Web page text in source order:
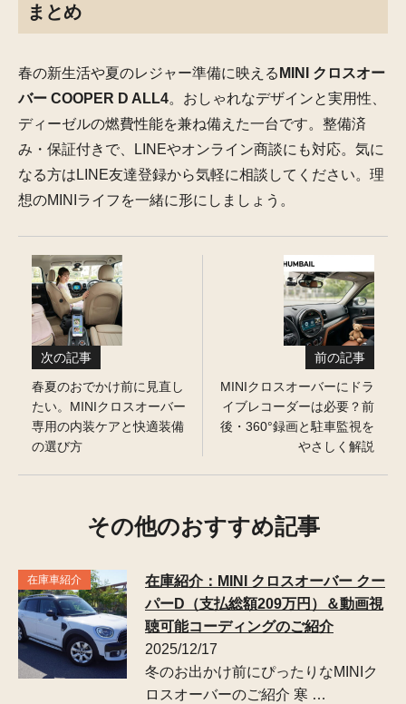
まとめ
春の新生活や夏のレジャー準備に映える MINI クロスオー
バー COOPER D ALL4。おしゃれなデザインと実用性、
ディーゼルの燃費性能を兼ね備えた一台です。整備済
み・保証付きで、LINEやオンライン商談にも対応。気に
なる方はLINE友達登録から気軽に相談してください。理
想のMINIライフを一緒に形にしましょう。
次の記事
春夏のおでかけ前に見直し
たい。MINIクロスオーバー
専用の内装ケアと快適装備
の選び方
前の記事
MINIクロスオーバーにドラ
イブレコーダーは必要？前
後・360°録画と駐車監視を
やさしく解説
その他のおすすめ記事
在庫車紹介
在庫紹介：MINI クロスオーバー クー
パーD（支払総額209万円）＆動画視
聴可能コーディングのご紹介
2025/12/17
冬のお出かけ前にぴったりなMINIク
ロスオーバーのご紹介 寒 …